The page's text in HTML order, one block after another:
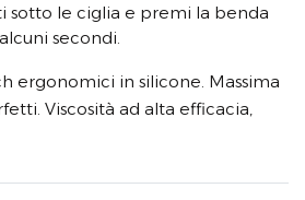
sotto le ciglia e premi la benda
secondi.
ergonomici in silicone. Massima
Viscosità ad alta efficacia,